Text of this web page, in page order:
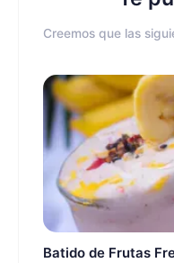
Creemos que las
Batido de Frutas